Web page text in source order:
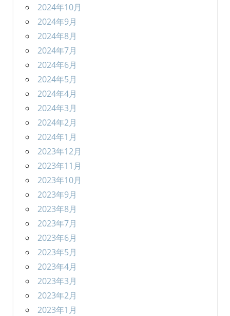
2024年10月
2024年9月
2024年8月
2024年7月
2024年6月
2024年5月
2024年4月
2024年3月
2024年2月
2024年1月
2023年12月
2023年11月
2023年10月
2023年9月
2023年8月
2023年7月
2023年6月
2023年5月
2023年4月
2023年3月
2023年2月
2023年1月